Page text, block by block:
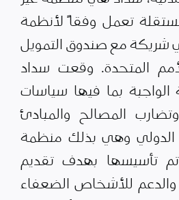
تعمل وفقاً لأنظمة
شريكة مع صندوق التمويل
المتحدة. وقعت سداد
الواجبة بما فيها سياسات
المصالح والمبادئ
الدولي وهي بذلك منظمة
تم تأسيسها بهدف تقديم
والدعم للأشخاص الضعفاء